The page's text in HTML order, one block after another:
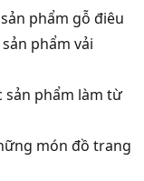
phẩm gỗ điêu
phẩm vải
sản phẩm làm từ
món đồ trang